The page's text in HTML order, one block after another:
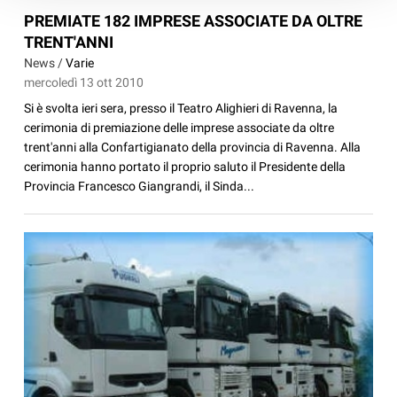
PREMIATE 182 IMPRESE ASSOCIATE DA OLTRE
TRENT'ANNI
News /Varie
mercoledì 13 ott 2010
Si è svolta ieri sera, presso il Teatro Alighieri di Ravenna, la
cerimonia di premiazione delle imprese associate da oltre
trent'anni alla Confartigianato della provincia di Ravenna. Alla
cerimonia hanno portato il proprio saluto il Presidente della
Provincia Francesco Giangrandi, il Sinda...